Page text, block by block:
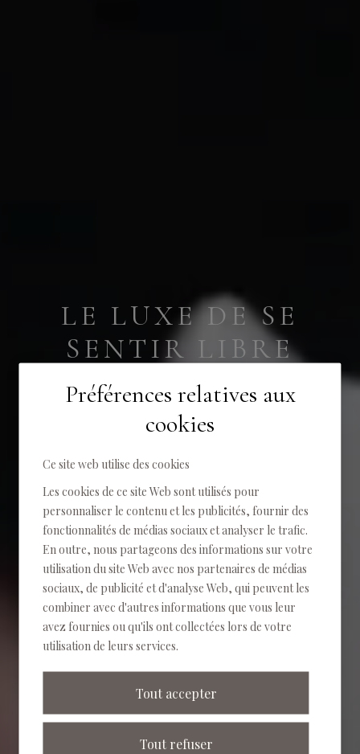
LE LUXE DE SE
SENTIR LIBRE
DÉTENTE, NATURE, CONFORT
Préférences relatives aux
cookies
Ce site web utilise des cookies
Les cookies de ce site Web sont utilisés pour
personnaliser le contenu et les publicités, fournir des
fonctionnalités de médias sociaux et analyser le trafic.
En outre, nous partageons des informations sur votre
utilisation du site Web avec nos partenaires de médias
sociaux, de publicité et d'analyse Web, qui peuvent les
combiner avec d'autres informations que vous leur
avez fournies ou qu'ils ont collectées lors de votre
utilisation de leurs services.
Tout accepter
Tout refuser